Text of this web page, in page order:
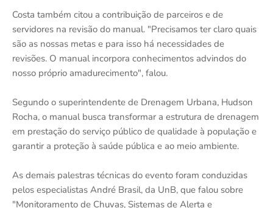
Costa também citou a contribuição de parceiros e de
servidores na revisão do manual. "Precisamos ter claro quais
são as nossas metas e para isso há necessidades de
revisões. O manual incorpora conhecimentos advindos do
nosso próprio amadurecimento", falou.
Segundo o superintendente de Drenagem Urbana, Hudson
Rocha, o manual busca transformar a estrutura de drenagem
em prestação do serviço público de qualidade à população e
garantir a proteção à saúde pública e ao meio ambiente.
As demais palestras técnicas do evento foram conduzidas
pelos especialistas André Brasil, da UnB, que falou sobre
"Monitoramento de Chuvas, Sistemas de Alerta e